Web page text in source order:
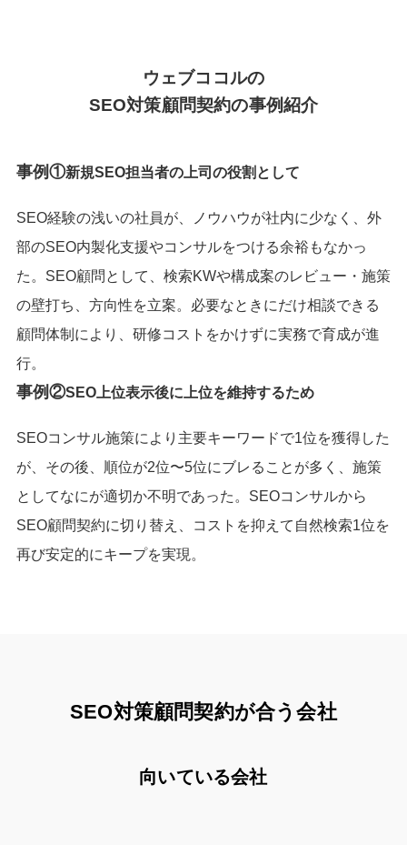
ウェブココルの
SEO対策顧問契約の事例紹介
事例①新規SEO担当者の上司の役割として
SEO経験の浅いの社員が、ノウハウが社内に少なく、外
部のSEO内製化支援やコンサルをつける余裕もなかっ
た。SEO顧問として、検索KWや構成案のレビュー・施策
の壁打ち、方向性を立案。必要なときにだけ相談できる
顧問体制により、研修コストをかけずに実務で育成が進
行。
事例②SEO上位表示後に上位を維持するため
SEOコンサル施策により主要キーワードで1位を獲得した
が、その後、順位が2位〜5位にブレることが多く、施策
としてなにが適切か不明であった。SEOコンサルから
SEO顧問契約に切り替え、コストを抑えて自然検索1位を
再び安定的にキープを実現。
SEO対策顧問契約が合う会社
向いている会社